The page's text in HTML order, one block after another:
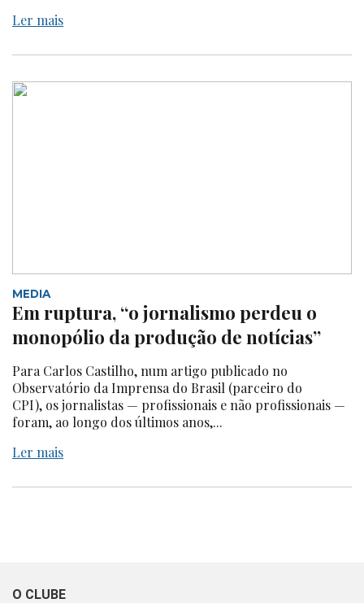
Ler mais
MEDIA
Em ruptura, “o jornalismo perdeu o
monopólio da produção de notícias”
Para Carlos Castilho, num artigo publicado no
Observatório da Imprensa do Brasil (parceiro do
CPI), os jornalistas — profissionais e não profissionais —
foram, ao longo dos últimos anos,...
Ler mais
O CLUBE